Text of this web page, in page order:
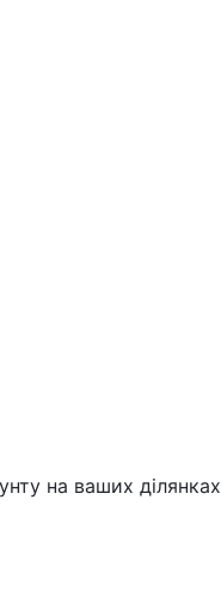
на ваших ділянках